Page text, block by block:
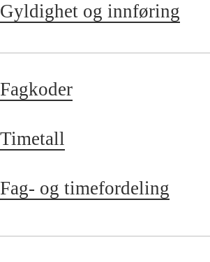
Gyldighet og innføring
Fagkoder
Timetall
Fag- og timefordeling